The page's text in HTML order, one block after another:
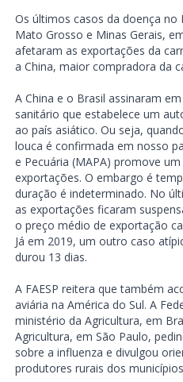
Os últimos casos da doença
Mato Grosso e Minas Gerais,
afetaram as exportações da
a China, maior compradora da
A China e o Brasil assinaram
sanitário que estabelece um
ao país asiático. Ou seja,
louca é confirmada em nosso
e Pecuária (MAPA) promove
exportações. O embargo é
duração é indeterminado. No
as exportações ficaram
o preço médio de exportação
Já em 2019, um outro caso
durou 13 dias.
A FAESP reitera que também
aviária na América do Sul. A
ministério da Agricultura, em
Agricultura, em São Paulo,
sobre a influenza e divulgou
produtores rurais dos